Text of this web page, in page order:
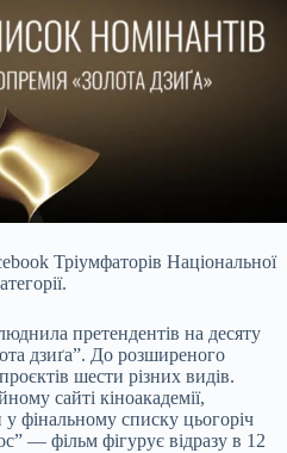
Тріумфаторів Національної
претендентів на десяту
дзиґа”. До розширеного
шести різних видів.
сайті кіноакадемії,
у фінальному списку цьогоріч
— фільм фігурує відразу в 12